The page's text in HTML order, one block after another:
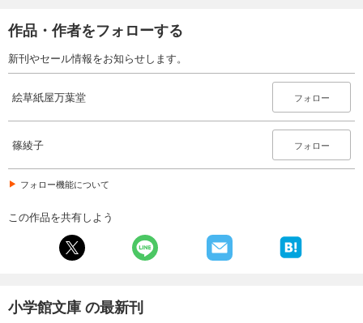
作品・作者をフォローする
新刊やセール情報をお知らせします。
絵草紙屋万葉堂 フォロー
篠綾子 フォロー
フォロー機能について
この作品を共有しよう
小学館文庫 の最新刊